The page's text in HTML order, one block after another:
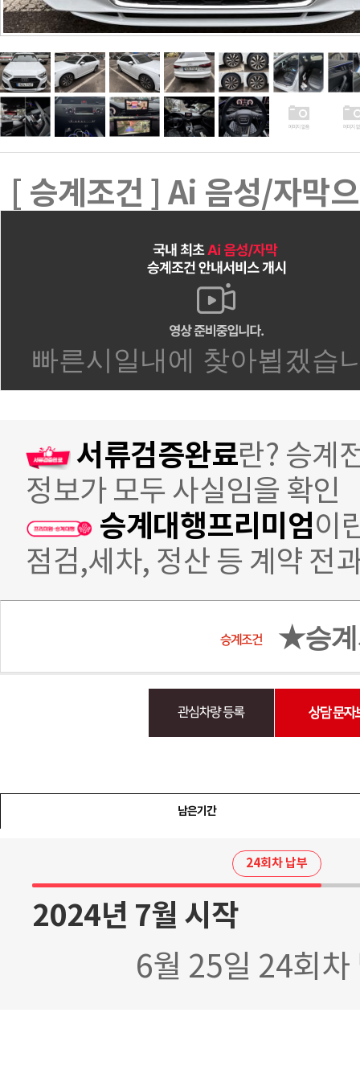
서류검증완료란? 승계
정보가 모두 사실임을 확인
승계대행프리미엄이
점검,세차, 정산 등 계약 전
★승계
남은기간
24회차 납부
2024년 7월 시작
6월 25일 24회